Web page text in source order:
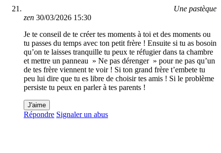
Une pastèque
zen 30/03/2026 15:30
Je te conseil de te créer tes moments à toi et des moments ou
tu passes du temps avec ton petit frère ! Ensuite si tu as bosoin
qu’on te laisses tranquille tu peux te réfugier dans ta chambre
et mettre un panneau » Ne pas dérenger » pour ne pas qu’un
de tes frère viennent te voir ! Si ton grand frère t’embete tu
peu lui dire que tu es libre de choisir tes amis ! Si le problème
persiste tu peux en parler à tes parents !
J'aime
Répondre Signaler un abus